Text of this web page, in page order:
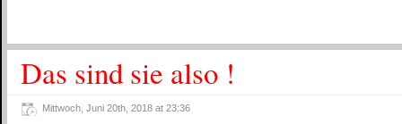
Das sind sie also !
Mittwoch, Juni 20th, 2018 at 23:36